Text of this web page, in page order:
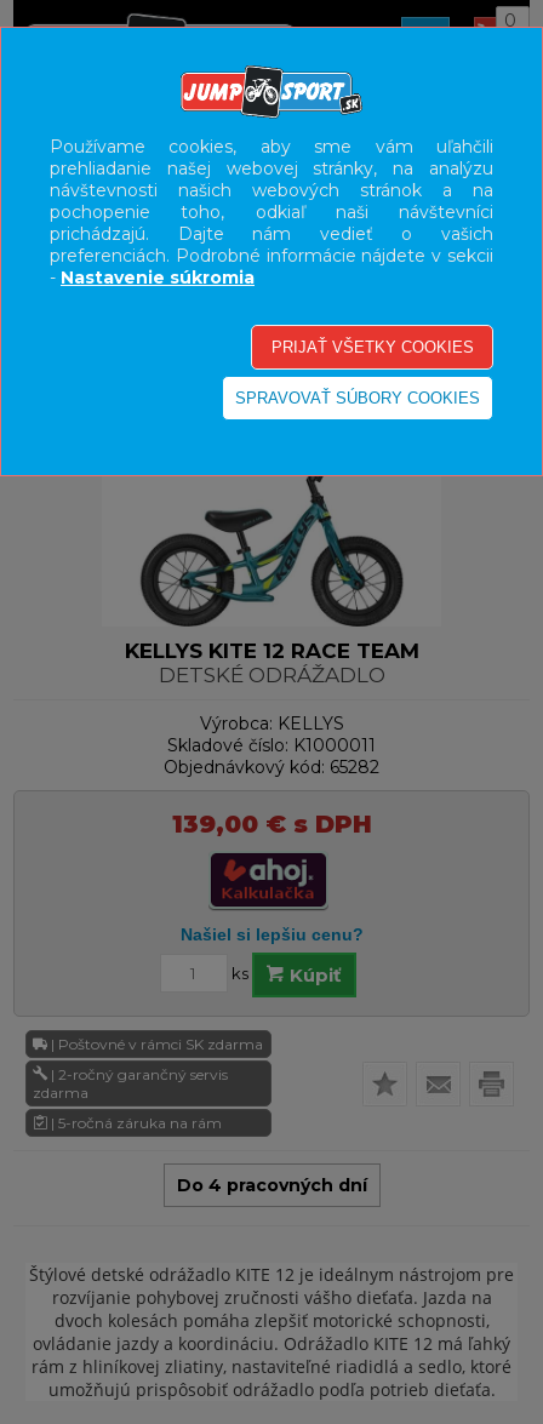
0
UŽÍVATEĽSKÝ PANEL
KATEGÓRIE
VÝPREDAJ - VŠETKO
KELLYS KITE 12 RACE TEAM
DETSKÉ ODRÁŽADLO
Výrobca: KELLYS
Skladové číslo: K1000011
Objednávkový kód: 65282
139,00 €s DPH
ks Kúpiť
| Poštovné v rámci SK zdarma
| 2-ročný garančný servis
zdarma
| 5-ročná záruka na rám
Do 4 pracovných dní
Štýlové detské odrážadlo KITE 12 je ideálnym nástrojom pre
rozvíjanie pohybovej zručnosti vášho dieťaťa. Jazda na
dvoch kolesách pomáha zlepšiť motorické schopnosti,
ovládanie jazdy a koordináciu. Odrážadlo KITE 12 má ľahký
rám z hliníkovej zliatiny, nastaviteľné riadidlá a sedlo, ktoré
umožňujú prispôsobiť odrážadlo podľa potrieb dieťaťa.
Používame cookies, aby sme vám uľahčili
prehliadanie našej webovej stránky, na analýzu
návštevnosti našich webových stránok a na
pochopenie toho, odkiaľ naši návštevníci
prichádzajú. Dajte nám vedieť o vašich
preferenciách. Podrobné informácie nájdete v sekcii
- Nastavenie súkromia